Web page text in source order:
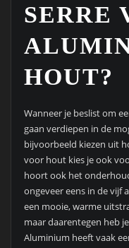
SERRE
HOUT?
Wanneer je beslist om
gaan verdiepen in de
bijvoorbeeld kiezen uit
voor hout kies je ook
hoort ook het
ongeveer eens in de vijf
een mooie, warme
maar daarentegen heb
Aluminium heeft vaak